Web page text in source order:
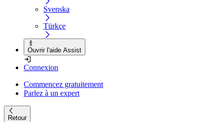
Svenska
Türkçe
Ouvrir l'aide Assist
Connexion
Commencez gratuitement
Parlez à un expert
Retour